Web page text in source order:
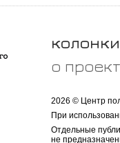
колонки
о
2026 © Центр
При
Отдельные
не